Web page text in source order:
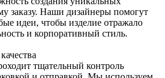
заказу. Наши дизайнеры помогут
идеи, чтобы изделие отражало
и корпоративный стиль.
тщательный контроль